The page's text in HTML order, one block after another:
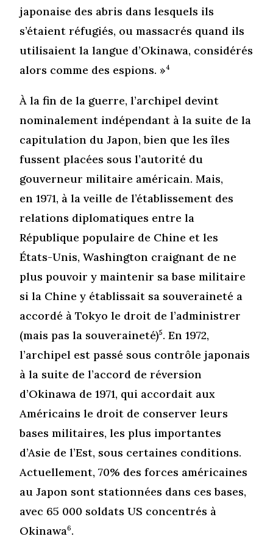
japonaise des abris dans lesquels ils
s’étaient réfugiés, ou massacrés quand ils
utilisaient la langue d’Okinawa, considérés
alors comme des espions. »4
À la fin de la guerre, l’archipel devint
nominalement indépendant à la suite de la
capitulation du Japon, bien que les îles
fussent placées sous l’autorité du
gouverneur militaire américain. Mais,
en 1971, à la veille de l’établissement des
relations diplomatiques entre la
République populaire de Chine et les
États-Unis, Washington craignant de ne
plus pouvoir y maintenir sa base militaire
si la Chine y établissait sa souveraineté a
accordé à Tokyo le droit de l’administrer
(mais pas la souveraineté)5. En 1972,
l’archipel est passé sous contrôle japonais
à la suite de l’accord de réversion
d’Okinawa de 1971, qui accordait aux
Américains le droit de conserver leurs
bases militaires, les plus importantes
d’Asie de l’Est, sous certaines conditions.
Actuellement, 70% des forces américaines
au Japon sont stationnées dans ces bases,
avec 65 000 soldats US concentrés à
Okinawa6.